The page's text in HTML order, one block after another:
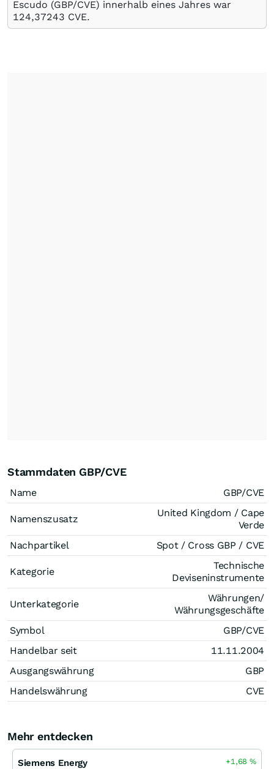
Escudo (GBP/CVE) innerhalb eines Jahres war
124,37243 CVE.
Stammdaten GBP/CVE
Name GBP/CVE
Namenszusatz
United Kingdom / Cape
Verde
Nachpartikel
Spot / Cross GBP / CVE
Kategorie
Technische
Deviseninstrumente
Unterkategorie
Währungen/
Währungsgeschäfte
Symbol
GBP/CVE
Handelbar seit
11.11.2004
Ausgangswährung
GBP
Handelswährung
CVE
Mehr entdecken
Siemens Energy +1,68%